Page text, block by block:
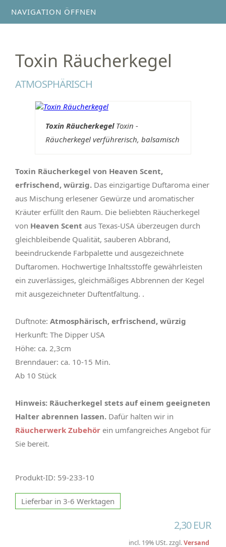
NAVIGATION ÖFFNEN
Toxin Räucherkegel
ATMOSPHÄRISCH
Toxin RäucherkegelToxin -
Räucherkegel verführerisch, balsamisch
Toxin Räucherkegel von Heaven Scent,
erfrischend, würzig. Das einzigartige Duftaroma einer
aus Mischung erlesener Gewürze und aromatischer
Kräuter erfüllt den Raum. Die beliebten Räucherkegel
von Heaven Scent aus Texas-USA überzeugen durch
gleichbleibende Qualität, sauberen Abbrand,
beeindruckende Farbpalette und ausgezeichnete
Duftaromen. Hochwertige Inhaltsstoffe gewährleisten
ein zuverlässiges, gleichmäßiges Abbrennen der Kegel
mit ausgezeichneter Duftentfaltung. .
Duftnote: Atmosphärisch, erfrischend, würzig
Herkunft: The Dipper USA
Höhe: ca. 2,3cm
Brenndauer: ca. 10-15 Min.
Ab 10 Stück
Hinweis: Räucherkegel stets auf einem geeigneten
Halter abrennen lassen. Dafür halten wir in
Räucherwerk Zubehör ein umfangreiches Angebot für
Sie bereit.
Produkt-ID: 59-233-10
Lieferbar in 3-6 Werktagen
2,30 EUR
incl. 19% USt. zzgl.Versand